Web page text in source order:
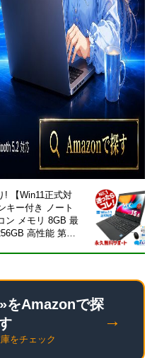
! 【Win11正式対
キー付き ノート
ン メモリ 8GB 最
高性能 第8
をAmazonで探
をチェック
→